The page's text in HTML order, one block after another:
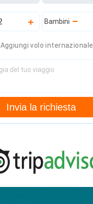
Bambini
Aggiungi volo internazionale
Invia la richiesta